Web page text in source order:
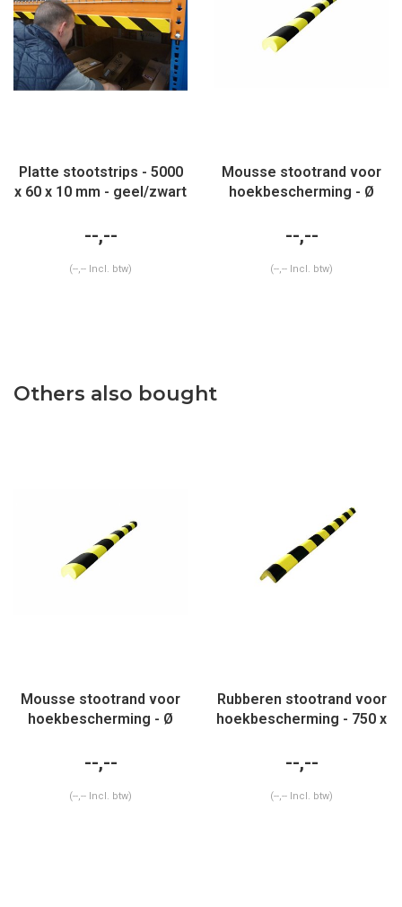
Platte stootstrips - 5000
x 60 x 10 mm - geel/zwart
--,--
(--,-- Incl. btw)
Mousse stootrand voor
hoekbescherming - Ø
opening x 1000 mm
--,--
(--,-- Incl. btw)
Others also bought
Mousse stootrand voor
hoekbescherming - Ø
opening x 750 mm
--,--
(--,-- Incl. btw)
Rubberen stootrand voor
hoekbescherming - 750 x
geel/zwart
--,--
(--,-- Incl. btw)